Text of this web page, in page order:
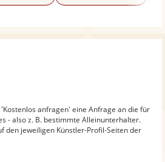
anfragen' eine Anfrage an die für
- also z. B. bestimmte Alleinunterhalter.
den jeweiligen Künstler-Profil-Seiten der